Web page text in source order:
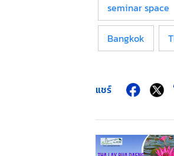
seminar space
Bangkok
แชร์